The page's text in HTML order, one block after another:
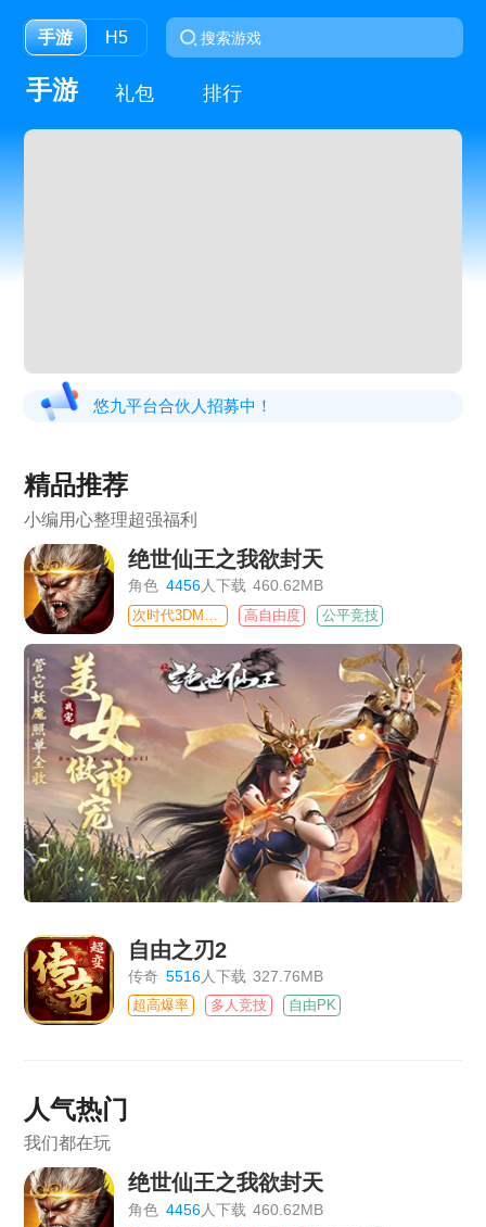
手游 H5
手游 礼包 排行
悠九平台合伙人招募中！
精品推荐
小编用心整理超强福利
绝世仙王之我欲封天
角色 4456人下载 460.62MB
高自由度 公平竞技
自由之刃2
传奇 5516人下载 327.76MB
超高爆率 多人竞技 自由PK
人气热门
我们都在玩
绝世仙王之我欲封天
角色 4456人下载 460.62MB